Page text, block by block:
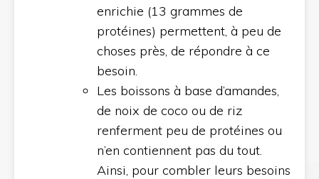
enrichie (13 grammes de
protéines) permettent, à peu de
choses près, de répondre à ce
besoin.
Les boissons à base d’amandes,
de noix de coco ou de riz
renferment peu de protéines ou
n’en contiennent pas du tout.
Ainsi, pour combler leurs besoins